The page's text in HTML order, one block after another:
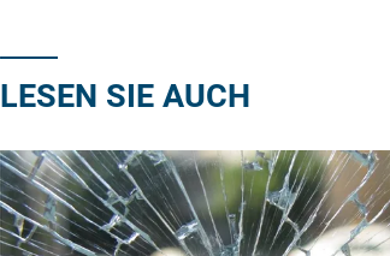
LESEN SIE AUCH